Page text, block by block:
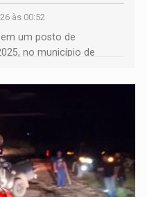
às 00:52
um posto de
no município de